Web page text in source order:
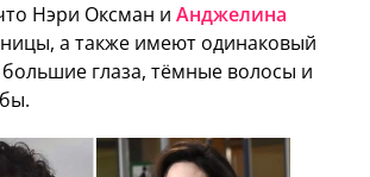
Нэри Оксман иАнджелина
а также имеют одинаковый
глаза, тёмные волосы и